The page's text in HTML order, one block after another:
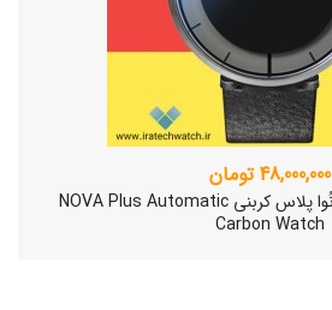
48,000,000 تومان
ساعت مچی اتوماتیک نُوا پلاس کربنی NOVA Plus Automatic
Carbon Watch